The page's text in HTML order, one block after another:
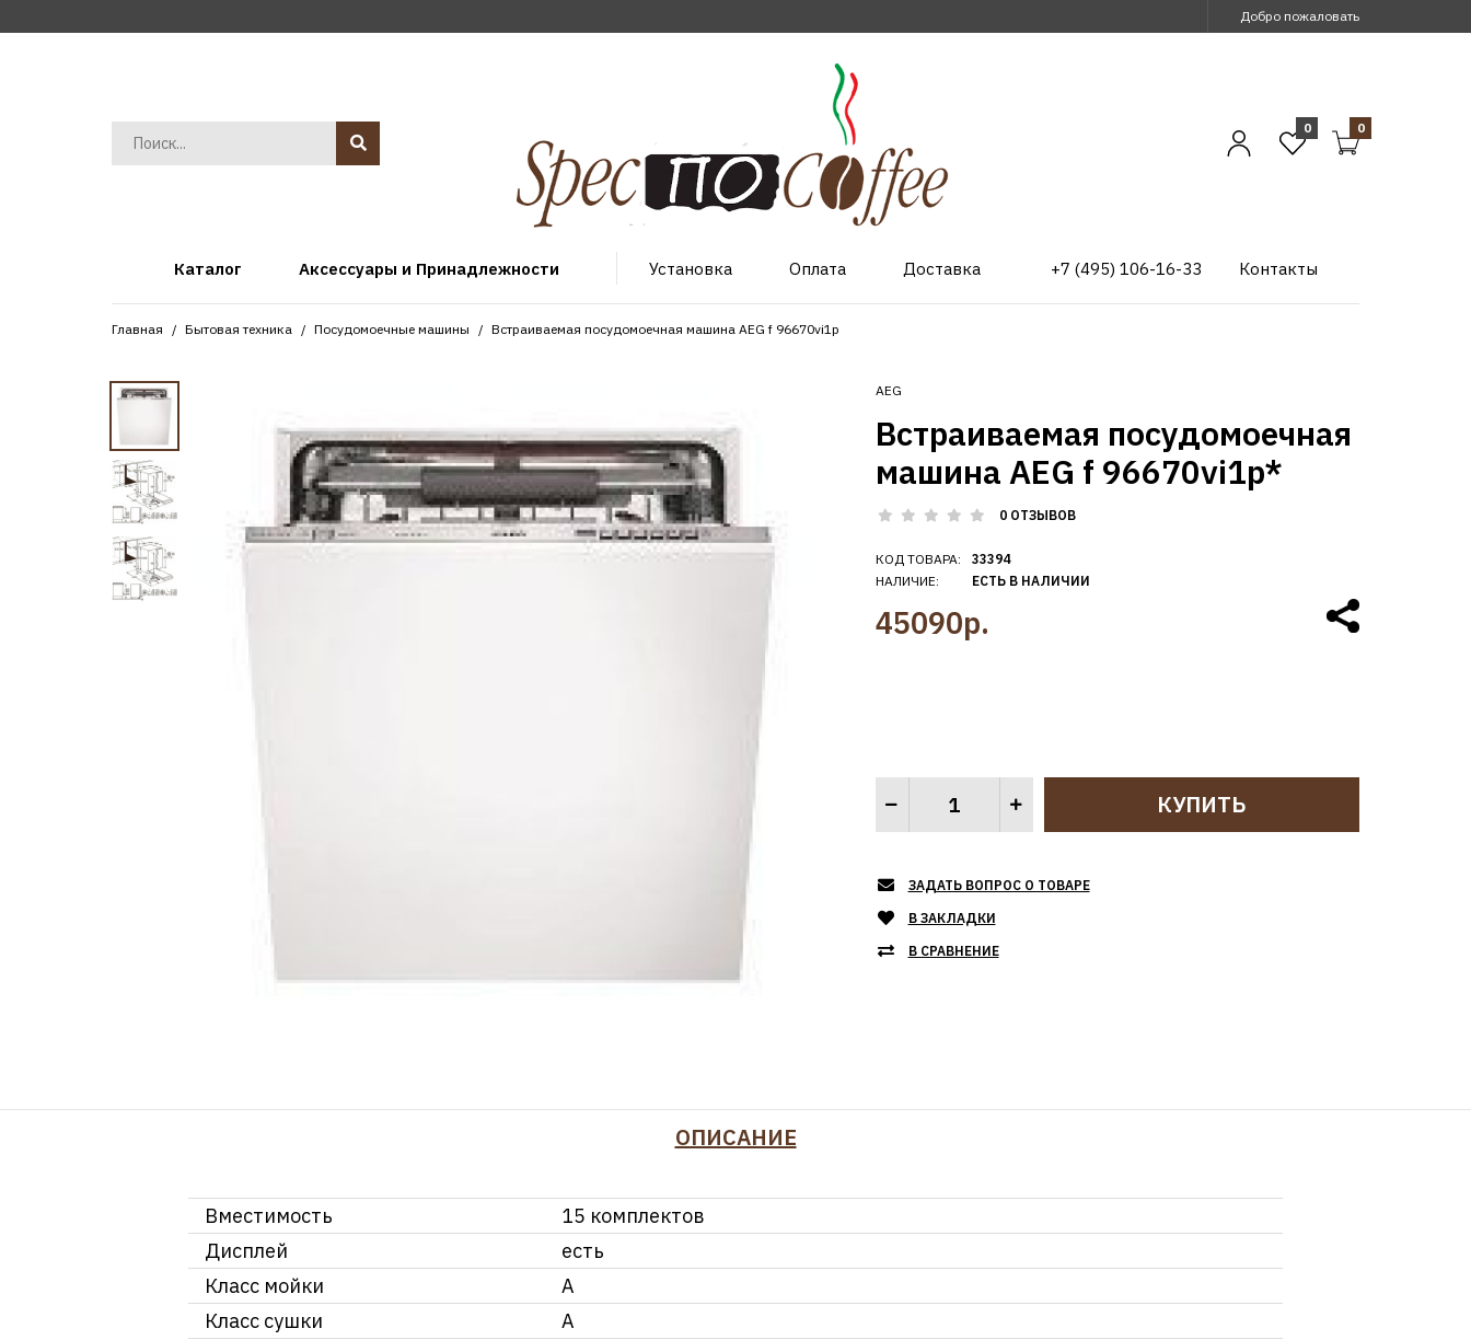
Добро пожаловать
0 0
Каталог Аксессуары и Принадлежности Установка Оплата Доставка +7 (495) 106-16-33 Контакты
Главная Бытовая техника Посудомоечные машины Встраиваемая посудомоечная машина AEG f 96670vi1p
AEG
Встраиваемая посудомоечная
машина AEG f 96670vi1p*
0 ОТЗЫВОВ
КОД ТОВАРА:
НАЛИЧИЕ:
33394
ЕСТЬ В НАЛИЧИИ
45090р.
ЗАДАТЬ ВОПРОС О ТОВАРЕ
В ЗАКЛАДКИ
В СРАВНЕНИЕ
ОПИСАНИЕ
Вместимость
15 комплектов
Дисплей
есть
Класс мойки
A
Класс сушки
A